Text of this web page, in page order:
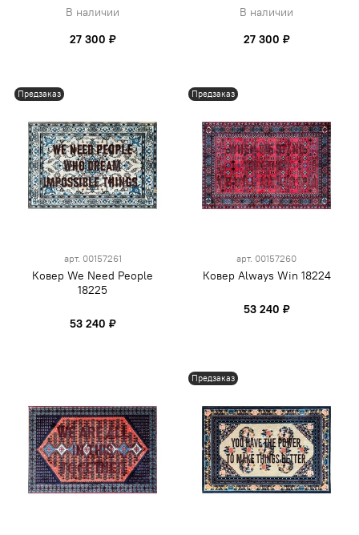
В наличии
27 300 ₽
В наличии
27 300 ₽
Предзаказ
арт. 00157261
Ковер We Need People
18225
53 240 ₽
Предзаказ
арт. 00157260
Ковер Always Win 18224
53 240 ₽
Предзаказ